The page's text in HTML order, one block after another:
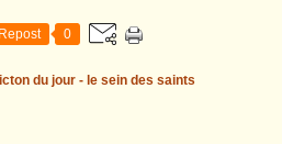
Repost 0
du jour - le sein des saints